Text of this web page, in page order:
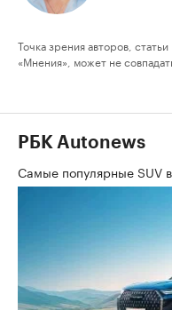
Точка зрения авторов,
«Мнения», может не
РБК Autonews
Самые популярные SUV